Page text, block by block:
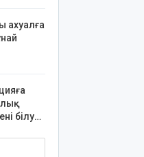
ахуалға
білу…